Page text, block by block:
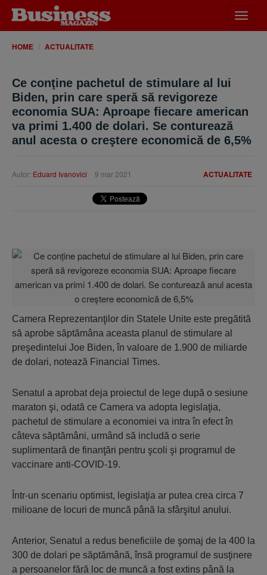
meniu
HOME ACTUALITATE
Ce conţine pachetul de stimulare al lui
Biden, prin care speră să revigoreze
economia SUA: Aproape fiecare american
va primi 1.400 de dolari. Se conturează
anul acesta o creştere economică de 6,5%
ACTUALITATE
Autor: Eduard Ivanovici 9 mar 2021
Camera Reprezentanţilor din Statele Unite este pregătită
să aprobe săptămâna aceasta planul de stimulare al
preşedintelui Joe Biden, în valoare de 1.900 de miliarde
de dolari, notează Financial Times.
Senatul a aprobat deja proiectul de lege după o sesiune
maraton şi, odată ce Camera va adopta legislaţia,
pachetul de stimulare a economiei va intra în efect în
câteva săptămâni, urmând să includă o serie
suplimentară de finanţări pentru şcoli şi programul de
vaccinare anti-COVID-19.
Într-un scenariu optimist, legislaţia ar putea crea circa 7
milioane de locuri de muncă până la sfârşitul anului.
Anterior, Senatul a redus beneficiile de şomaj de la 400 la
300 de dolari pe săptămână, însă programul de susţinere
a persoanelor fără loc de muncă a fost extins până la